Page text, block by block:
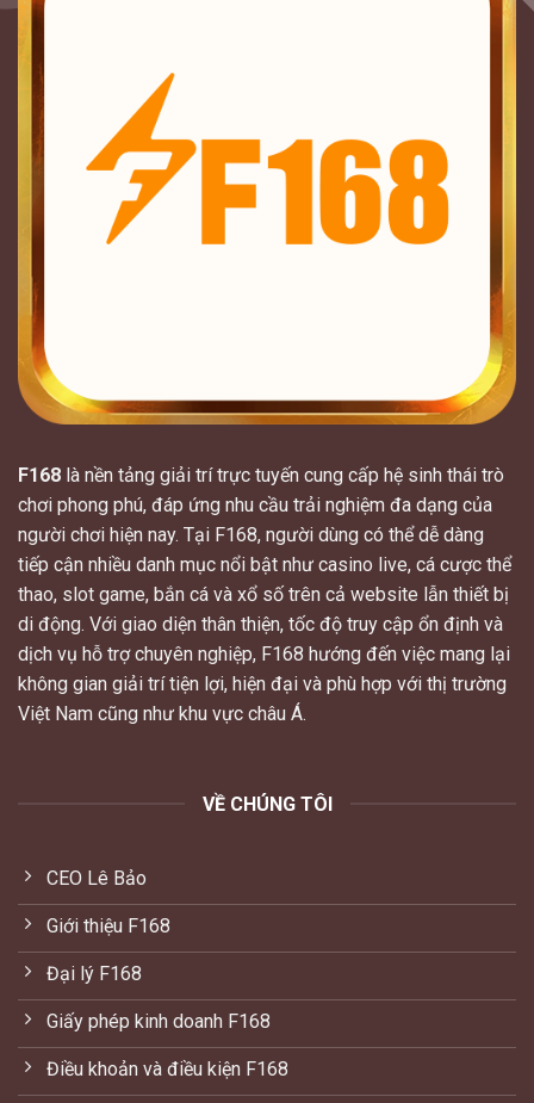
F168 là nền tảng giải trí trực tuyến cung cấp hệ sinh thái trò
chơi phong phú, đáp ứng nhu cầu trải nghiệm đa dạng của
người chơi hiện nay. Tại F168, người dùng có thể dễ dàng
tiếp cận nhiều danh mục nổi bật như casino live, cá cược thể
thao, slot game, bắn cá và xổ số trên cả website lẫn thiết bị
di động. Với giao diện thân thiện, tốc độ truy cập ổn định và
dịch vụ hỗ trợ chuyên nghiệp, F168 hướng đến việc mang lại
không gian giải trí tiện lợi, hiện đại và phù hợp với thị trường
Việt Nam cũng như khu vực châu Á.
VỀ CHÚNG TÔI
CEO Lê Bảo
Giới thiệu F168
Đại lý F168
Giấy phép kinh doanh F168
Điều khoản và điều kiện F168